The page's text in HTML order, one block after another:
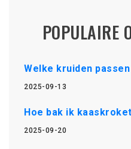
POPULAIRE
Welke kruiden
2025-09-13
Hoe bak ik
2025-09-20